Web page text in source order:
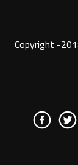
Copyright -